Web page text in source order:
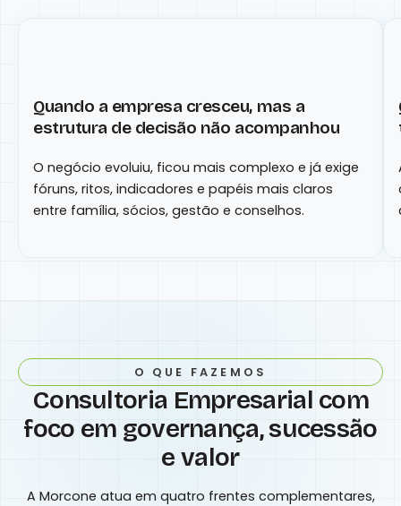
Quando a empresa cresceu, mas a
estrutura de decisão não acompanhou
O negócio evoluiu, ficou mais complexo e já exige
fóruns, ritos, indicadores e papéis mais claros
entre família, sócios, gestão e conselhos.
O QUE FAZEMOS
Consultoria Empresarial com
foco em governança, sucessão
e valor
A Morcone atua em quatro frentes complementares,